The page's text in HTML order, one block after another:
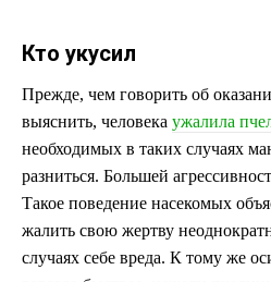
Кто укусил
Прежде, чем говорить об
выяснить, человека ужалила
необходимых в таких случаях
разниться. Большей
Такое поведение насекомых
жалить свою жертву
случаях себе вреда. К тому же